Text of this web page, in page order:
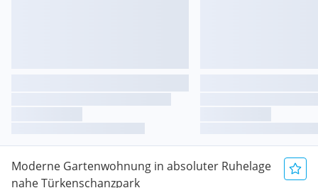
Moderne Gartenwohnung in absoluter Ruhelage
nahe Türkenschanzpark